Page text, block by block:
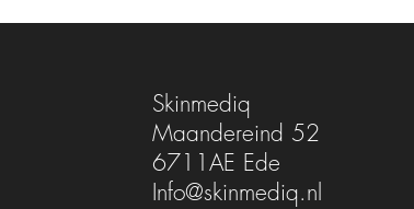
Skinmediq
Maandereind 52
6711AE Ede
Info@skinmediq.nl